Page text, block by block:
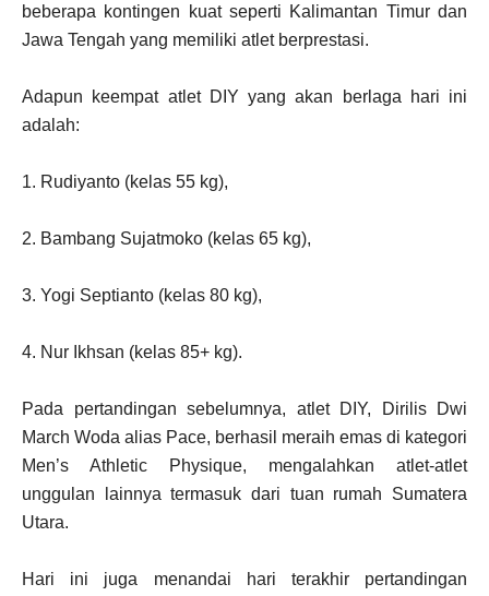
beberapa kontingen kuat seperti Kalimantan Timur dan
Jawa Tengah yang memiliki atlet berprestasi.
Adapun keempat atlet DIY yang akan berlaga hari ini
adalah:
1. Rudiyanto (kelas 55 kg),
2. Bambang Sujatmoko (kelas 65 kg),
3. Yogi Septianto (kelas 80 kg),
4. Nur Ikhsan (kelas 85+ kg).
Pada pertandingan sebelumnya, atlet DIY, Dirilis Dwi
March Woda alias Pace, berhasil meraih emas di kategori
Men’s Athletic Physique, mengalahkan atlet-atlet
unggulan lainnya termasuk dari tuan rumah Sumatera
Utara.
Hari ini juga menandai hari terakhir pertandingan